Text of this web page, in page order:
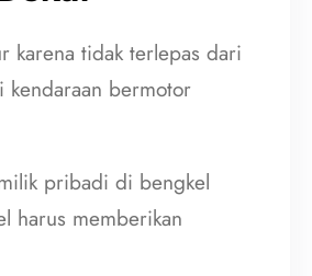
karena tidak terlepas dari
kendaraan bermotor
pribadi di bengkel
harus memberikan